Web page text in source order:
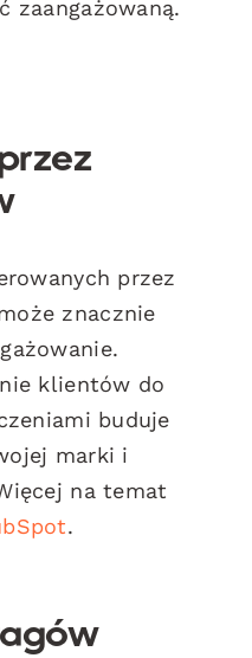
zaangażowaną.
przez
znacznie
klientów do
buduje
marki i
na temat
.